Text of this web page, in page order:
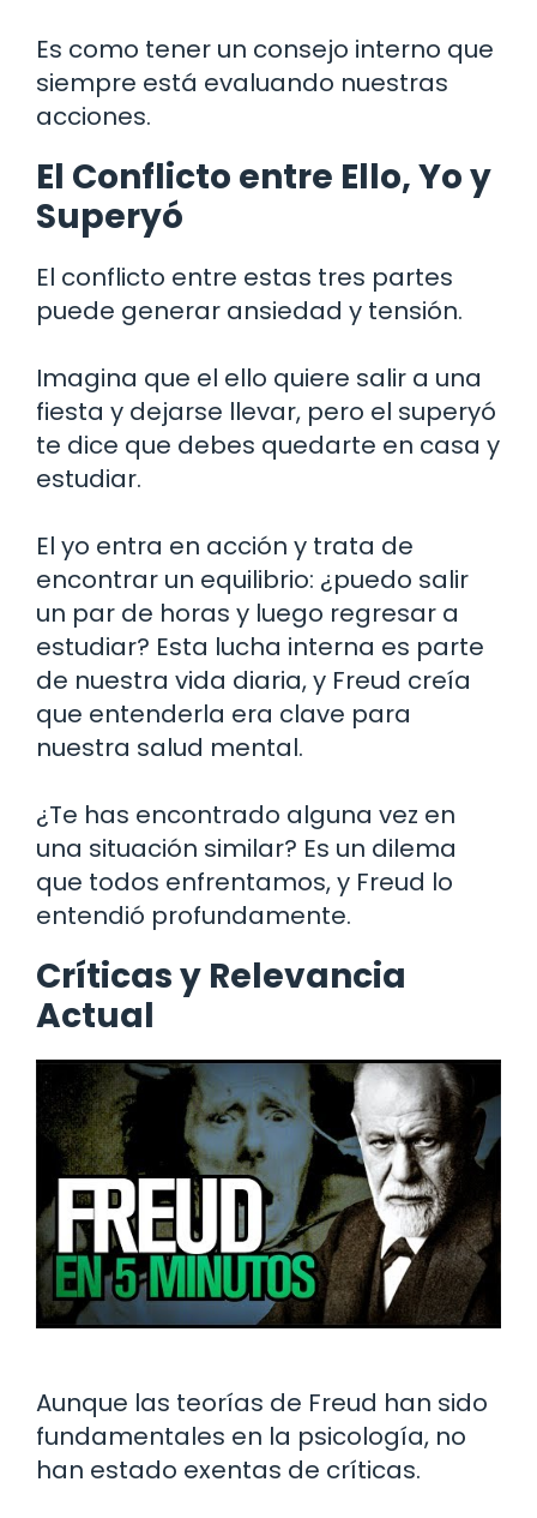
Es como tener un consejo interno que
siempre está evaluando nuestras
acciones.
El Conflicto entre Ello, Yo y
Superyó
El conflicto entre estas tres partes
puede generar ansiedad y tensión.
Imagina que el ello quiere salir a una
fiesta y dejarse llevar, pero el superyó
te dice que debes quedarte en casa y
estudiar.
El yo entra en acción y trata de
encontrar un equilibrio: ¿puedo salir
un par de horas y luego regresar a
estudiar? Esta lucha interna es parte
de nuestra vida diaria, y Freud creía
que entenderla era clave para
nuestra salud mental.
¿Te has encontrado alguna vez en
una situación similar? Es un dilema
que todos enfrentamos, y Freud lo
entendió profundamente.
Críticas y Relevancia
Actual
Aunque las teorías de Freud han sido
fundamentales en la psicología, no
han estado exentas de críticas.